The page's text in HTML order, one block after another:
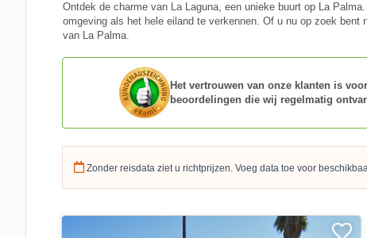
Ontdek de charme van La Laguna, een unieke buurt op La
omgeving als het hele eiland te verkennen. Of u nu op zoek
van La Palma.
Het vertrouwen van onze klanten is
beoordelingen die wij regelmatig
Zonder reisdata ziet u richtprijzen. Voeg data toe voor